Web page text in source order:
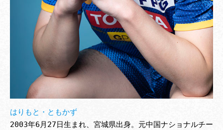
はりもと・ともかず
2003年6月27日生まれ、宮城県出身。元中国ナショナルチー